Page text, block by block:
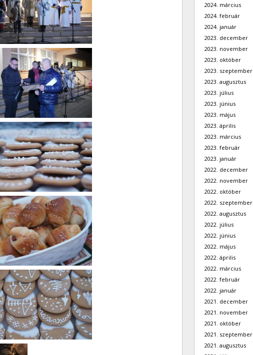
2024. március
2024. február
2024. január
2023. december
2023. november
2023. október
2023. szeptember
2023. augusztus
2023. július
2023. június
2023. május
2023. április
2023. március
2023. február
2023. január
2022. december
2022. november
2022. október
2022. szeptember
2022. augusztus
2022. július
2022. június
2022. május
2022. április
2022. március
2022. február
2022. január
2021. december
2021. november
2021. október
2021. szeptember
2021. augusztus